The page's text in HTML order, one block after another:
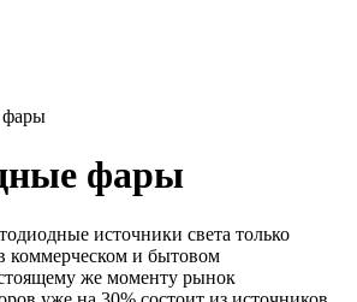
фары
фары
источники света только
коммерческом и бытовом
же моменту рынок